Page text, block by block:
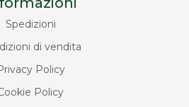
Spedizioni
di vendita
Policy
Policy